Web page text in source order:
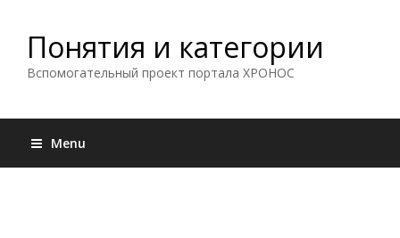
Понятия и категории
Вспомогательный проект портала ХРОНОС
Menu